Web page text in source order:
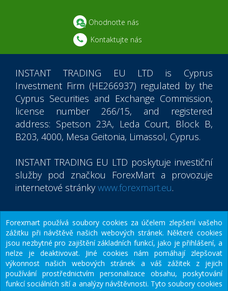
Ohodnoťte nás
Kontaktujte nás
INSTANT TRADING EU LTD is Cyprus
Investment Firm (HE266937) regulated by the
Cyprus Securities and Exchange Commission,
license number 266/15, and registered
address: Spetson 23A, Leda Court, Block B,
B203, 4000, Mesa Geitonia, Limassol, Cyprus.
INSTANT TRADING EU LTD poskytuje investiční
služby pod značkou ForexMart a provozuje
internetové stránkywww.forexmart.eu.
© 2015-2026Instant Trading EU Ltd.
Mobilní aplikace ForexMart
Forexmart používá soubory cookies za účelem zlepšení vašeho
zážitku při návštěvě našich webových stránek. Některé cookies
jsou nezbytné pro zajištění základních funkcí, jako je přihlášení, a
nelze je deaktivovat. Jiné cookies nám pomáhají zlepšovat
výkonnost našich webových stránek a váš zážitek z jejich
používání prostřednictvím personalizace obsahu, poskytování
funkcí sociálních sítí a analýzy návštěvnosti. Tyto soubory cookies